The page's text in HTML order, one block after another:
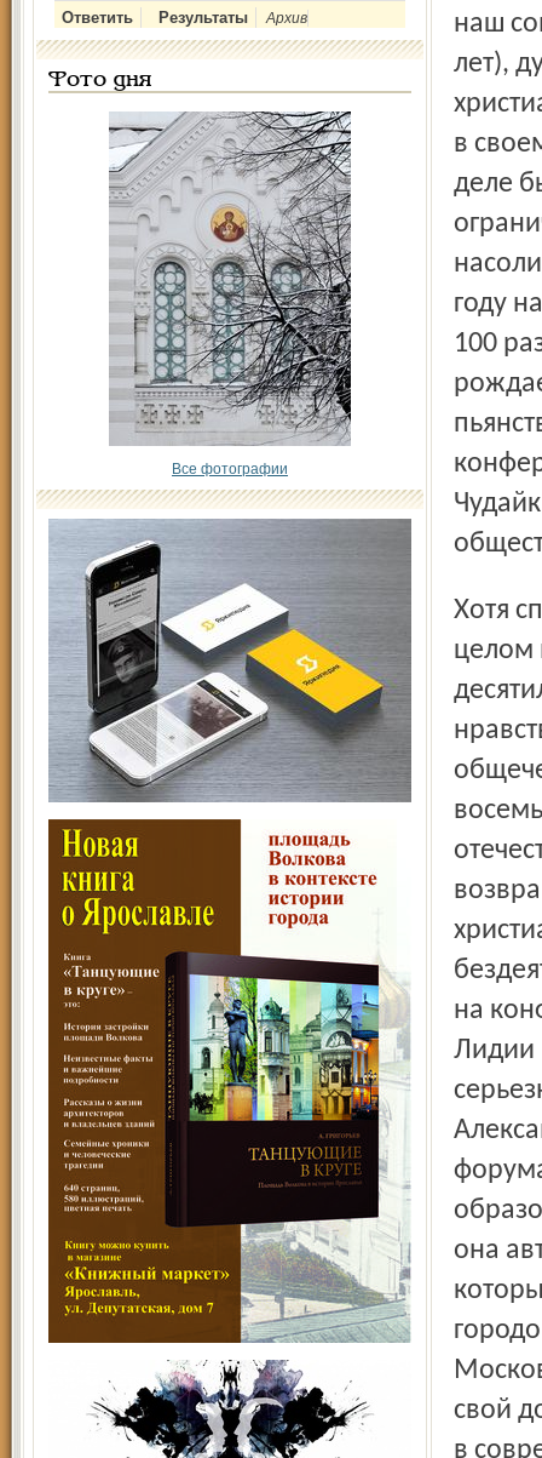
Архив
Фото дня
Все фотографии
наш
лет),
в
деле
году
100
Хотя спиваться и менять ориентиры наше общество в
целом
на
Лидии
она
свой
в